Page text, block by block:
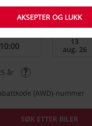
leveringssted
TIL DATO
år
(AWD)-nummer
SØK ETTER BILER
AKSEPTER OG LUKK